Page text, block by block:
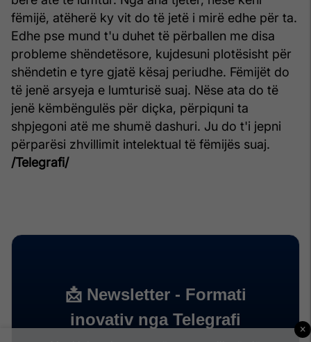
fëmijë, atëherë ky vit do të jetë i mirë edhe për ta.
Edhe pse mund t'u duhet të përballen me disa
probleme shëndetësore, kujdesuni plotësisht për
shëndetin e tyre gjatë kësaj periudhe. Fëmijët do
të jenë arsyeja e lumturisë suaj. Nëse ata do të
jenë këmbëngulës për diçka, përpiquni ta
shpjegoni atë me shumë dashuri. Ju do t'i jepni
përparësi zhvillimit intelektual të fëmijës suaj.
/Telegrafi/
×